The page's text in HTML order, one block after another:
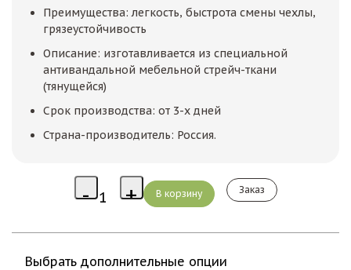
Преимущества: легкость, быстрота смены чехлы,
грязеустойчивость
Описание: изготавливается из специальной
антивандальной мебельной стрейч-ткани
(тянущейся)
Срок производства: от 3-х дней
Страна-производитель: Россия.
Заказ
Выбрать дополнительные опции